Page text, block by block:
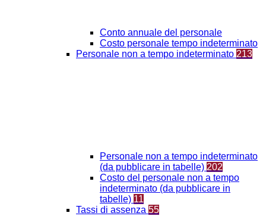
Conto annuale del personale
Costo personale tempo indeterminato
Personale non a tempo indeterminato 213
Personale non a tempo indeterminato
(da pubblicare in tabelle) 202
Costo del personale non a tempo
indeterminato (da pubblicare in
tabelle) 11
Tassi di assenza 55